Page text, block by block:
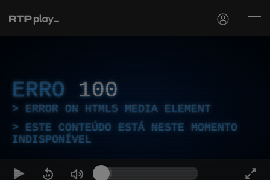
ERRO 100
ERROR ON HTML5 MEDIA ELEMENT
ESTE CONTEÚDO ESTÁ NESTE MOMENTO
INDISPONÍVEL